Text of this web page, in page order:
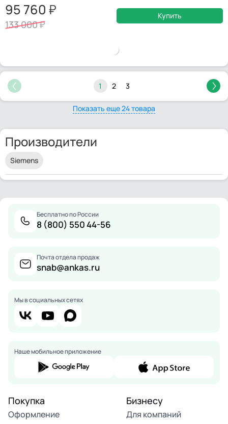
95 760
133 000
Купить
1 2 3
Показать еще 24 товара
Производители
Siemens
Бесплатно по России
8 (800) 550 44-56
Почта отдела продаж
snab@ankas.ru
Мы в социальных сетях
Наше мобильное приложение
Покупка
Оформление
Бизнесу
Для компаний